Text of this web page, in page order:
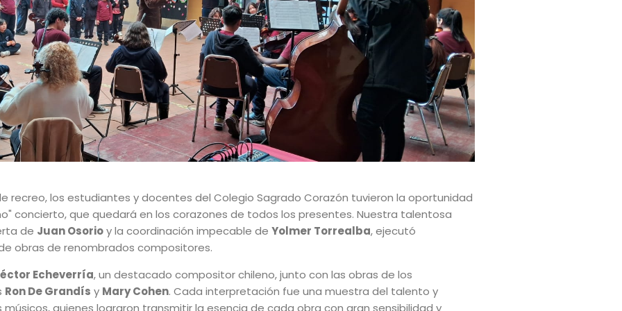
recreo, los estudiantes y docentes del Colegio Sagrado Corazón tuvieron la oportunidad
concierto, que quedará en los corazones de todos los presentes. Nuestra talentosa
de Juan Osorioy la coordinación impecable de Yolmer Torrealba, ejecutó
obras de renombrados compositores.
Echeverría, un destacado compositor chileno, junto con las obras de los
Ron De Grandís y Mary Cohen. Cada interpretación fue una muestra del talento y